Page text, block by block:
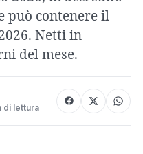
può contenere il
Netti in
del mese.
di lettura